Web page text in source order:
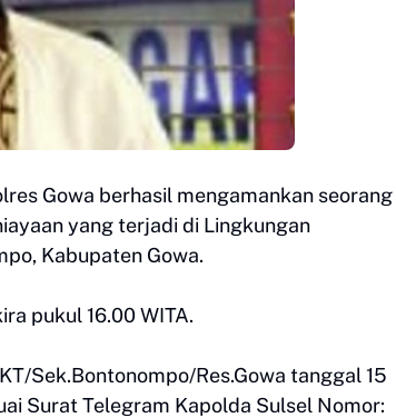
Gowa berhasil mengamankan seorang
yang terjadi di Lingkungan
Kabupaten Gowa.
pukul 16.00 WITA.
Sek.Bontonompo/Res.Gowa tanggal 15
Surat Telegram Kapolda Sulsel Nomor: